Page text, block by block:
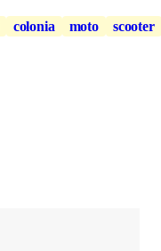
colonia moto
scooter